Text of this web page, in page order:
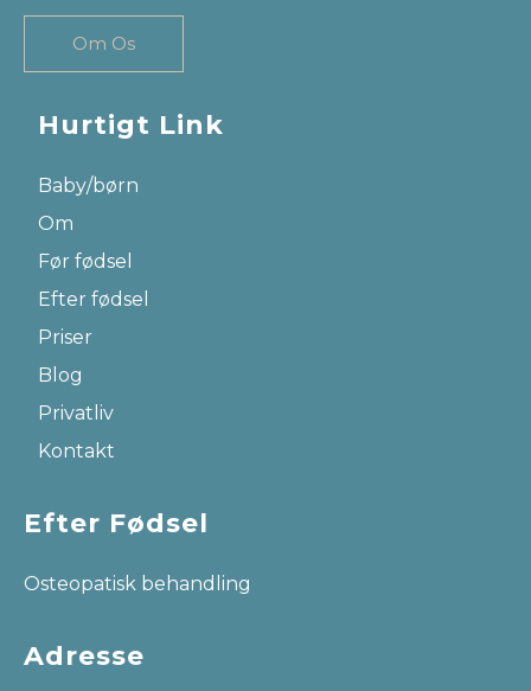
Om Os
Hurtigt Link
Baby/børn
Om
Før fødsel
Efter fødsel
Priser
Blog
Privatliv
Kontakt
Efter Fødsel
Osteopatisk behandling
Adresse